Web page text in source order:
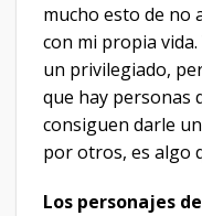
mucho esto de no
con mi propia
un privilegiado,
que hay personas
consiguen darle
por otros, es algo
Los personajes